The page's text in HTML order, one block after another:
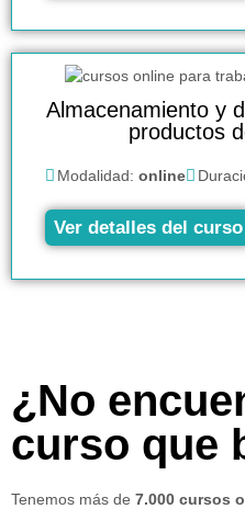
Almacenamiento y
productos
Modalidad: online
Ver detalles del curso
¿No
curso que
Tenemos más de 7.000 cursos